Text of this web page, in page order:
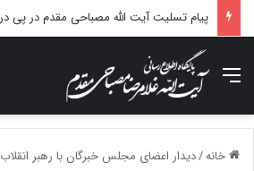
منو
خانه/دیدار اعضای مجلس خبرگان با رهبر انقلاب